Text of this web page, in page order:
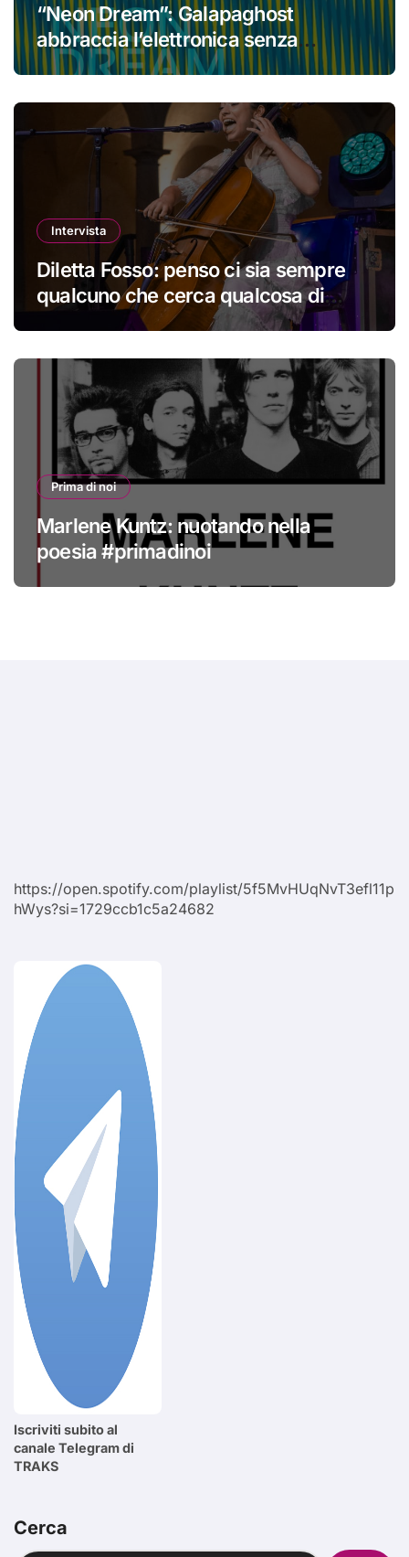
“Neon Dream”: Galapaghost
abbraccia l’elettronica senza
perdere la propria identità
Intervista
Diletta Fosso: penso ci sia sempre
qualcuno che cerca qualcosa di
Prima di noi
Marlene Kuntz: nuotando nella
poesia #primadinoi
https://open.spotify.com/playlist/5f5MvHUqNvT3efl11p
hWys?si=1729ccb1c5a24682
Iscriviti subito al
canale Telegram di
TRAKS
Cerca